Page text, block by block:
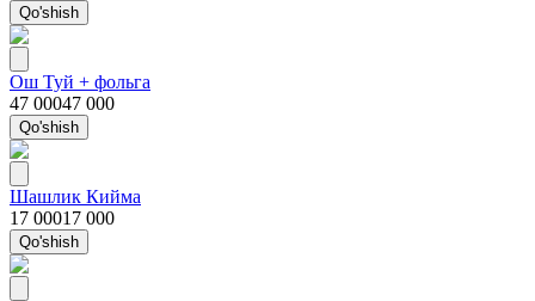
Qo'shish
Ош Туй + фольга
47 00047 000
Qo'shish
Шашлик Кийма
17 00017 000
Qo'shish